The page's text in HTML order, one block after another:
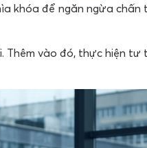
khóa để ngăn ngừa
Thêm vào đó, thực hiện tư